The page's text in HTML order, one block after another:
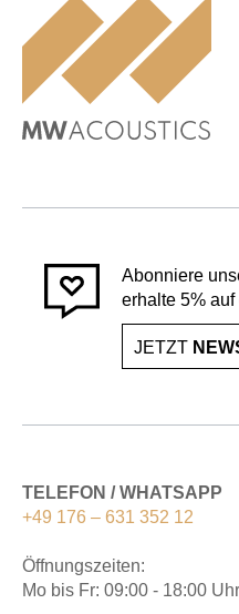
Abonniere
erhalte 5%
JETZT
TELEFON / WHATSAPP
+49 176 – 631 352 12
Öffnungszeiten:
Mo bis Fr: 09:00 - 18:00 Uhr